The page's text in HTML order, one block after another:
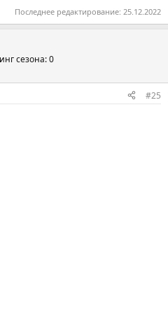
Последнее редактирование: 25.12.2022
сезона: 0
#25